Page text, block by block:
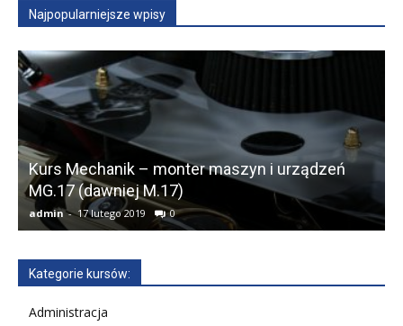
Najpopularniejsze wpisy
Kurs Mechanik – monter maszyn i urządzeń
MG.17 (dawniej M.17)
admin - 17 lutego 2019 0
Kategorie kursów:
Administracja